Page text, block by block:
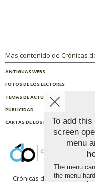
Mas contenido de Crónicas
ANTIGUAS WEBS
FOTOS DE LOS LECTORES
TEMAS DE ACTUALIDAD
PUBLICIDAD
CARTAS DE LOS LECTORES
Crónicas de un Pueblo |
Aviso
lista de
nuestra
To add
screen
menu
The menu
the menu